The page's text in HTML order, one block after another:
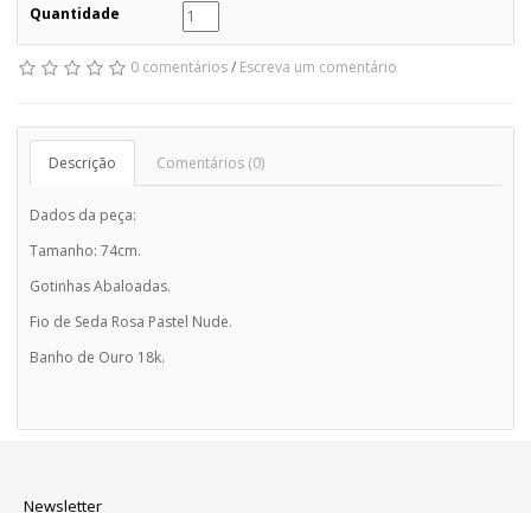
Quantidade
0 comentários/ Escreva um comentário
Descrição Comentários (0)
Dados da peça:
Tamanho: 74cm.
Gotinhas Abaloadas.
Fio de Seda Rosa Pastel Nude.
Banho de Ouro 18k.
Newsletter